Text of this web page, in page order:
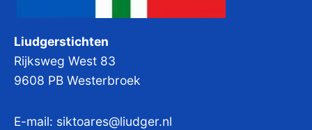
Liudgerstichten
Rijksweg West 83
9608 PB Westerbroek
E-mail: siktoares@liudger.nl